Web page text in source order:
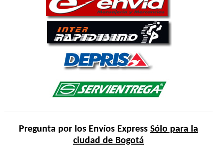
Pregunta por los Envíos Express Sólo para la
ciudad de Bogotá